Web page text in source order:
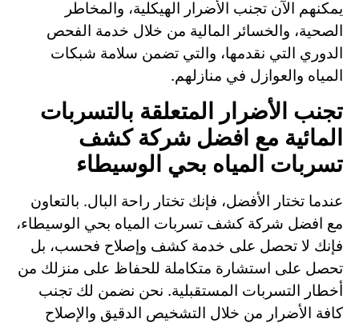
يمكنهم الآن تجنب الأضرار الهيكلية، والمخاطر
الصحية، والخسائر المالية من خلال خدمة الفحص
الدوري التي نقدمها، والتي تضمن سلامة شبكات
المياه والعوازل في منازلهم.
تجنب الأضرار المتعلقة بالتسربات
المائية مع افضل شركة كشف
تسربات المياه بحي الوسيطاء
عندما تختار الأفضل، فإنك تختار راحة البال. بالتعاون
مع افضل شركة كشف تسربات المياه بحي الوسيطاء،
فإنك لا تحصل على خدمة كشف وإصلاح فحسب، بل
تحصل على استشارة متكاملة للحفاظ على منزلك من
أخطار التسربات المستقبلية. نحن نضمن لك تجنب
كافة الأضرار من خلال التشخيص الدقيق والإصلاح